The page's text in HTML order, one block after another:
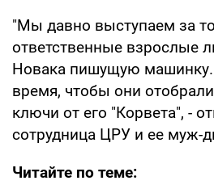
"Мы давно выступаем за
ответственные взрослые
Новака пишущую машинку.
время, чтобы они
ключи от его "Корвета", -
сотрудница ЦРУ и ее муж-
Читайте по теме: